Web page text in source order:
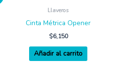
Llaveros
Cinta Métrica Opener
$6,150
Añadir al carrito